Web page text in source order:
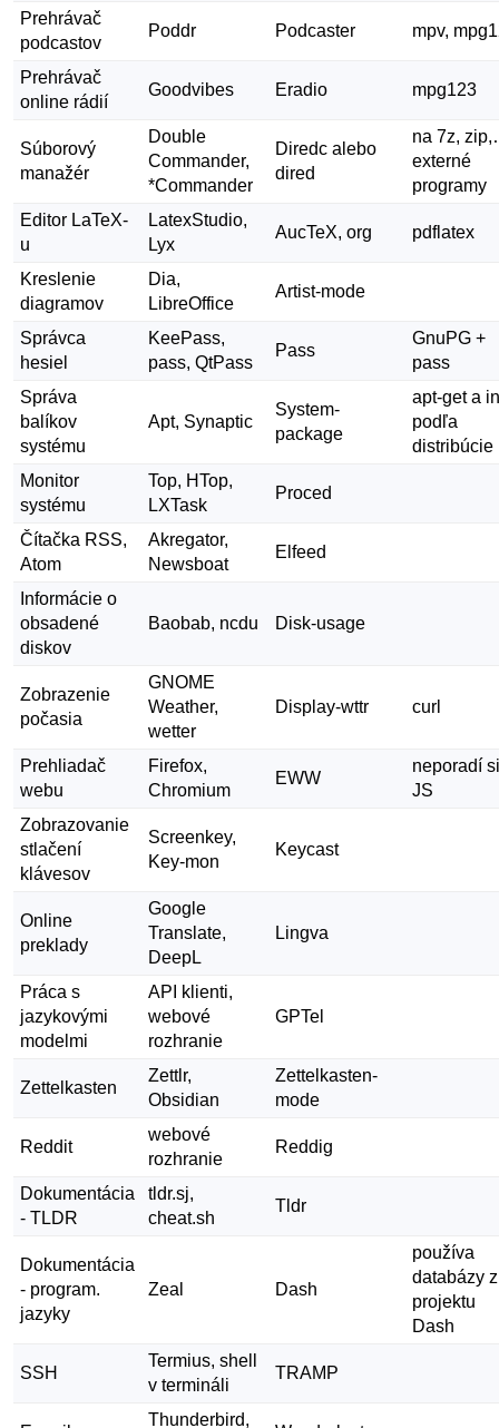
Prehrávač
podcastov
Poddr Podcaster mpv,
Prehrávač
online rádií
Goodvibes Eradio mpg123
Súborový
manažér
Double
Commander,
*Commander
Diredc alebo
dired
na 7z,
externé
programy
Editor LaTeX-
u
LatexStudio,
Lyx
AucTeX, org pdflatex
Kreslenie
diagramov
Dia,
LibreOffice
Artist-mode
Správca
hesiel
KeePass,
pass, QtPass
Pass
GnuPG +
pass
Správa
balíkov
systému
Apt, Synaptic
System-
package
apt-get a
podľa
distribúcie
Monitor
systému
Top, HTop,
LXTask
Proced
Čítačka RSS,
Atom
Akregator,
Newsboat
Elfeed
Informácie o
obsadené
diskov
Baobab, ncdu Disk-usage
Zobrazenie
počasia
GNOME
Weather,
wetter
Display-wttr curl
Prehliadač
webu
Firefox,
Chromium
EWW
neporadí
JS
Zobrazovanie
stlačení
klávesov
Screenkey,
Key-mon
Keycast
Online
preklady
Google
Translate,
DeepL
Lingva
Práca s
jazykovými
modelmi
API klienti,
webové
rozhranie
GPTel
Zettelkasten
Zettlr,
Obsidian
Zettelkasten-
mode
Reddit
webové
rozhranie
Reddig
Dokumentácia
- TLDR
tldr.sj,
cheat.sh
Tldr
Dokumentácia
- program.
jazyky
Zeal Dash
používa
databázy z
projektu
Dash
SSH
Termius, shell
v termináli
TRAMP
Thunderbird,